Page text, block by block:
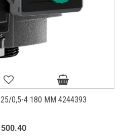
25/0,5-4 180 MM 4244393